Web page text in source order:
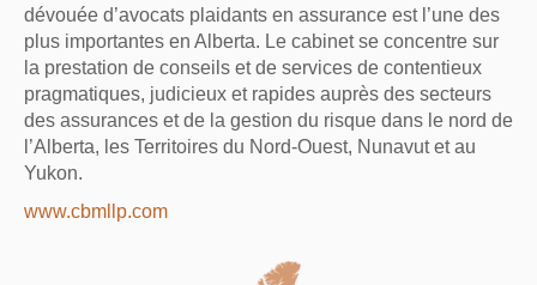
dévouée d’avocats plaidants en assurance est l’une des
plus importantes en Alberta. Le cabinet se concentre sur
la prestation de conseils et de services de contentieux
pragmatiques, judicieux et rapides auprès des secteurs
des assurances et de la gestion du risque dans le nord de
l’Alberta, les Territoires du Nord-Ouest, Nunavut et au
Yukon.
www.cbmllp.com